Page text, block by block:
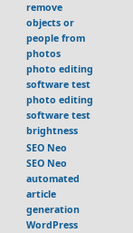
remove
objects or
people from
photos
photo editing
software test
photo editing
software test
brightness
SEO Neo
SEO Neo
automated
article
generation
WordPress